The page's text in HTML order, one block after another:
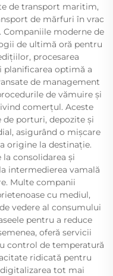
de transport maritim,
de mărfuri în vrac
Companiile moderne de
de ultimă oră pentru
procesarea
optimă a
de management
de vămuire și
comerțul. Aceste
porturi, depozite și
asigurând o mișcare
origine la destinație.
consolidarea și
intermedierea vamală
Multe companii
cu mediul,
vedere al consumului
pentru a reduce
oferă servicii
control de temperatură
ridicată pentru
tot mai